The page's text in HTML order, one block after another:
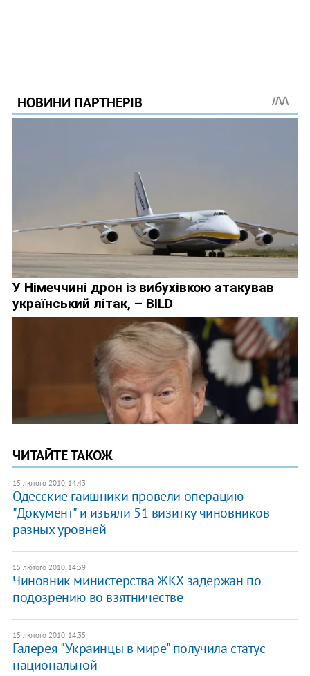
ЧИТАЙТЕ ТАКОЖ
15 лютого 2010, 14:43
Одесские гаишники провели операцию
"Документ" и изъяли 51 визитку чиновников
разных уровней
15 лютого 2010, 14:39
Чиновник министерства ЖКХ задержан по
подозрению во взятничестве
15 лютого 2010, 14:35
Галерея "Украинцы в мире" получила статус
национальной